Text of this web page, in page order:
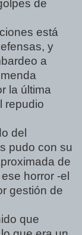
de
está
y
a
la última
repudio
del
pudo con su
de
horror -el
gestión de
que